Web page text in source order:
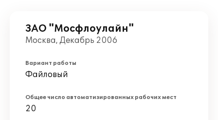
ЗАО "Мосфлоулайн"
Москва, Декабрь 2006
Вариант работы
Файловый
Общее число автоматизированных рабочих мест
20